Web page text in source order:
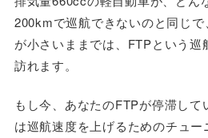
200kmで巡航できないのと同じ
が小さいままでは、FTPという
訪れます。
もし今、あなたのFTPが停滞し
は巡航速度を上げるためのチュ